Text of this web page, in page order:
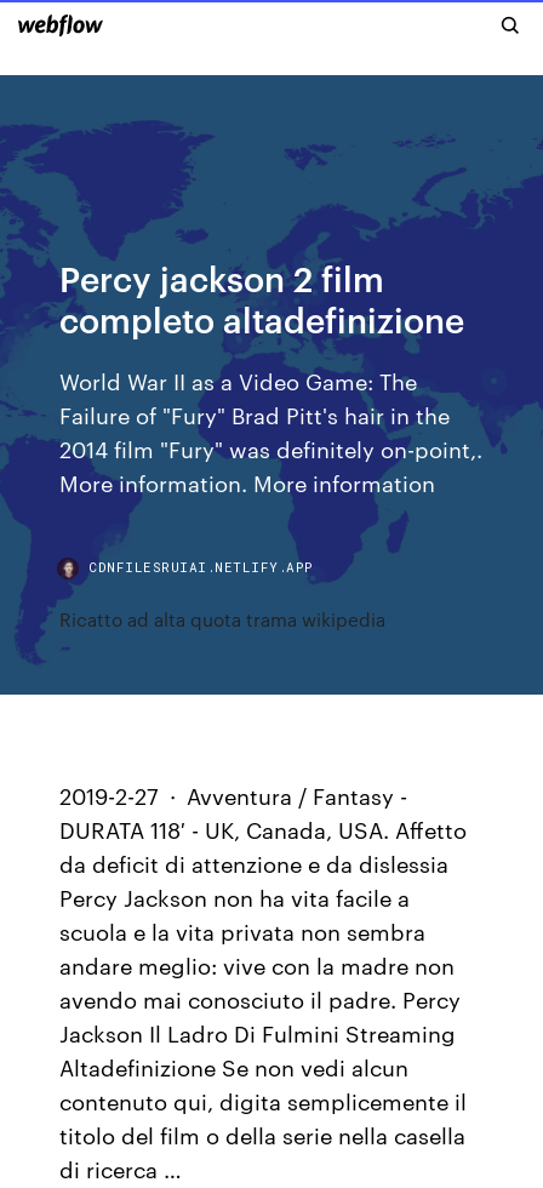
Percy jackson 2 film
completo altadefinizione
World War II as a Video Game: The
Failure of "Fury" Brad Pitt's hair in the
2014 film "Fury" was definitely on-point,.
More information. More information
CDNFILESRUIAI.NETLIFY.APP
Ricatto ad alta quota trama wikipedia
2019-2-27 · Avventura / Fantasy -
DURATA 118′ - UK, Canada, USA. Affetto
da deficit di attenzione e da dislessia
Percy Jackson non ha vita facile a
scuola e la vita privata non sembra
andare meglio: vive con la madre non
avendo mai conosciuto il padre. Percy
Jackson Il Ladro Di Fulmini Streaming
Altadefinizione Se non vedi alcun
contenuto qui, digita semplicemente il
titolo del film o della serie nella casella
di ricerca …